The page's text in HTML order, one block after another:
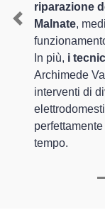
riparazione
Malnate,
In più, i
Archimede
interventi di
tempo.
Previous